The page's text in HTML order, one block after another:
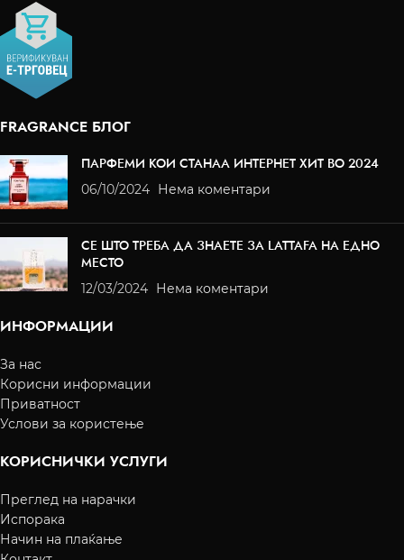
FRAGRANCE БЛОГ
ПАРФЕМИ КОИ СТАНАА ИНТЕРНЕТ ХИТ ВО 2024
06/10/2024 Нема коментари
СЕ ШТО ТРЕБА ДА ЗНАЕТЕ ЗА LATTAFA НА ЕДНО
МЕСТО
12/03/2024 Нема коментари
ИНФОРМАЦИИ
За нас
Корисни информации
Приватност
Услови за користење
КОРИСНИЧКИ УСЛУГИ
Преглед на нарачки
Испорака
Начин на плаќање